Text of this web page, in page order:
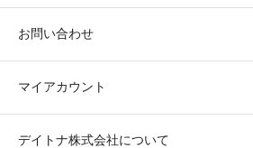
お問い合わせ
マイアカウント
デイトナ株式会社について